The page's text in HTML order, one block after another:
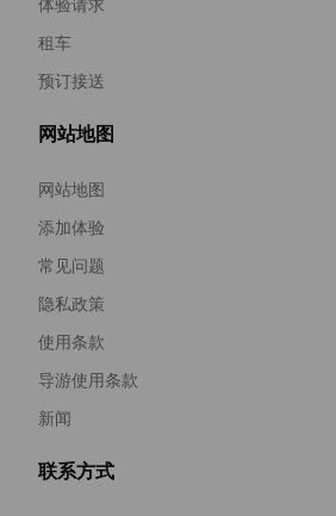
体验请求
租车
预订接送
网站地图
网站地图
添加体验
常见问题
隐私政策
使用条款
导游使用条款
新闻
联系方式